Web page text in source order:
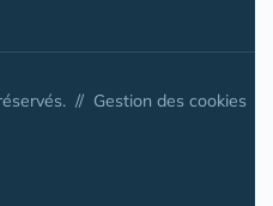
// Gestion des cookies